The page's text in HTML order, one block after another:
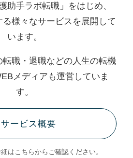
助手ラボ転職」をはじめ、
様々なサービスを展開して
います。
転職・退職などの人生の転機
メディアも運営していま
す。
サービス概要
はこちらからご確認ください。